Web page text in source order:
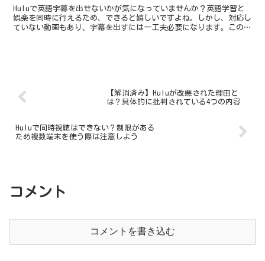
Huluで英語字幕を出せないかが気になっていませんか？英語学習と
娯楽を同時に行えるため、できると嬉しいですよね。しかし、対応し
ていない動画もあり、字幕を出すには一工夫必要になります。この記
【解消済み】Huluが改悪された理由と
は？具体的に批判されている4つの内容
Huluで同時視聴はできない？制限がある
ため複数端末を使う際は注意しよう
コメント
コメントを書き込む